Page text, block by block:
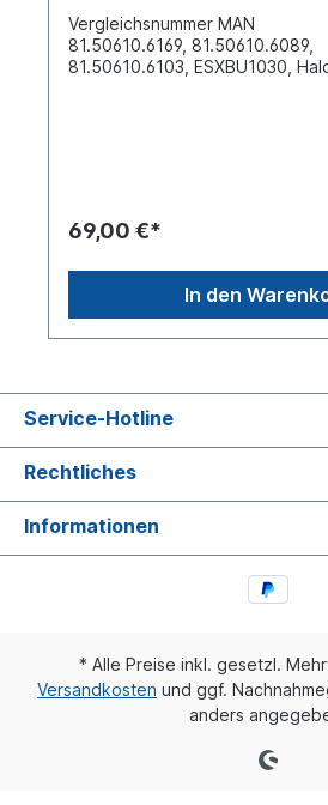
Vergleichsnummer MAN
81.50610.6169, 81.50610.6089,
81.50610.6103, ESXBU1030,
MAN -> NM NKW -> MAN -> SÜ
fürEs handelt sich nicht um ein
Haldex Gestängesteller,
69,00 €*
In den
Service-Hotline
Rechtliches
Informationen
* Alle Preise inkl. gesetzl.
Versandkosten und ggf.
anders